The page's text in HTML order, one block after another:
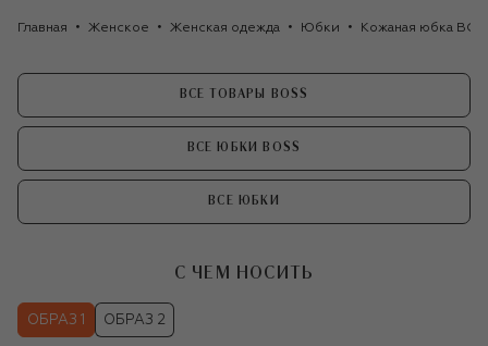
Главная Женское Женская одежда Юбки Кожаная юбка
ВСЕ ТОВАРЫ BOSS
ВСЕ ЮБКИ BOSS
ВСЕ ЮБКИ
С ЧЕМ НОСИТЬ
ОБРАЗ 1 ОБРАЗ 2